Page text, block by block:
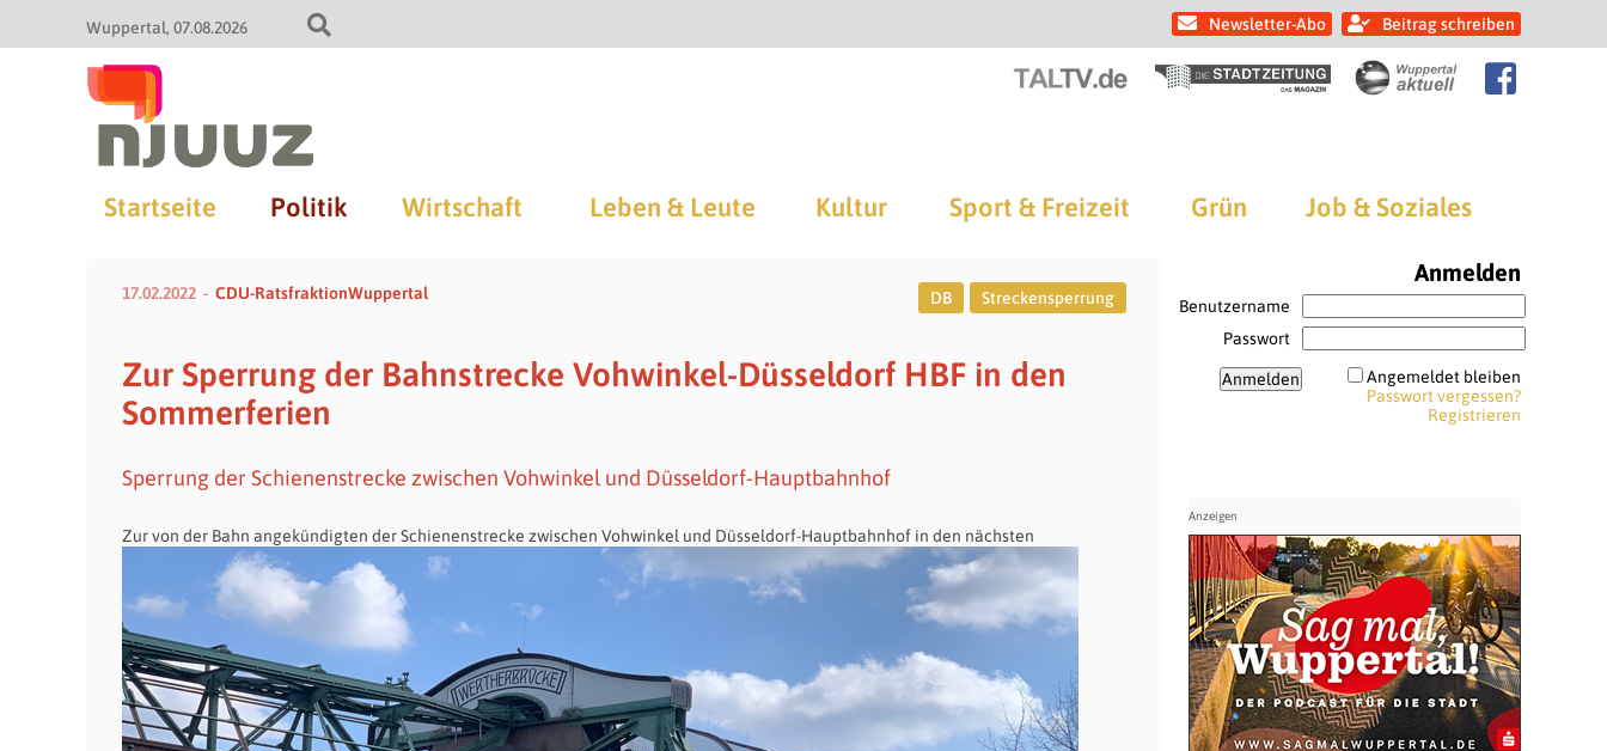
Wuppertal 07.08.2026 Newsletter-Abo Beitrag schreiben
Startseite Politik Wirtschaft Leben & Leute Kultur Sport & Freizeit Grün Job & Soziales
17.02.2022 CDU-RatsfraktionWuppertal DB Streckensperrung
Zur Sperrung der Bahnstrecke Vohwinkel-Düsseldorf HBF in den
Sommerferien
Sperrung der Schienenstrecke zwischen Vohwinkel und Düsseldorf-Hauptbahnhof
Zur von der Bahn angekündigten der Schienenstrecke zwischen Vohwinkel und Düsseldorf-Hauptbahnhof in den nächsten
Anmelden
Benutzername
Passwort
Angemeldet bleiben
Passwort vergessen?
Registrieren